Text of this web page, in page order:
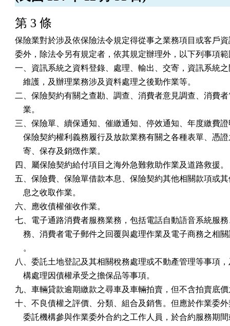
第 3 條
保險業對於涉及依保險法令規定得從事之業務項目或客戶
委外，除法令另有規定者，依其規定辦理外，以下列事項
一、資訊系統之資料登錄、處理、輸出、交寄，資訊系統
    維護，及辦理業務涉及資料處理之後勤作業等。
二、保險契約有關之查勘、調查、消費者意見調查、消費
    業。
三、保險單、續保通知、催繳通知、停效通知、年度繳費
保險契約權利義務履行及放款業務有關之各種表單、憑
    寄、保存及銷燬作業。
四、屬保險契約給付項目之海外急難救助作業及道路救援。
五、保險費、保險單借款本息、保險契約其他相關款項或
    息之收取作業。
六、應收債權催收作業。
七、電子通路消費者服務業務，包括電話自動語音系統服
務、消費者電子郵件之回覆與處理作業及電子商務之相
    。
八、委託土地登記及其相關稅務處理或不動產管理等事項
    構處理因債權承受之擔保品等事項。
九、車輛貸款逾期繳款之尋車及車輛拍賣，但不含拍賣底
十、不良債權之評價、分類、組合及銷售。但應於作業委
委託機構參與作業委外合約之工作人員，於合約服務期